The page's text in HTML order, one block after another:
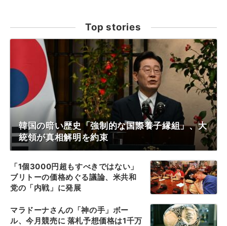
Top stories
韓国の暗い歴史「強制的な国際養子縁組」、大
統領が真相解明を約束
「1個3000円超もすべきではない」
ブリトーの価格めぐる議論、米共和
党の「内戦」に発展
マラドーナさんの「神の手」ボー
ル、今月競売に 落札予想価格は1千万